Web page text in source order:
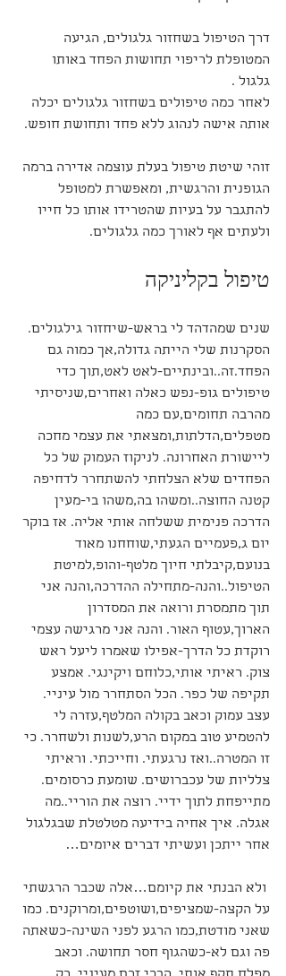
דרך הטיפול בשחזור גלגולים, הגיעה
המטופלת לריפוי תחושות הפחד באותו
גלגול .
לאחר כמה טיפולים בשחזור גלגולים יכלה
אותה אישה לנהוג ללא פחד ותחושת חופש.
זוהי שיטת טיפול בעלת עוצמה אדירה ברמה
הגופנית והרגשית, ומאפשרת למטופל
להתגבר על בעיות שהטרידו אותו כל חייו
ולעתים אף לאורך כמה גלגולים.
טיפול בקליניקה
שנים שמהדהד לי בראש-שיחזור גילגולים.
הסקרנות שלי הייתה גדולה,אך כמוה גם
הפחד.זה..ובינתיים-לאט לאט,תוך כדי
טיפולים גופ-נפש כאלה ואחרים,שניסיתי
מהרבה תחומים,עם כמה
מטפלים,הדלתות,ומצאתי את עצמי מחכה
ליישורת האחרונה. לניקוז העמוק של כל
הפחדים שלא הצלחתי להשתחרר לדחיפה
קטנה החוצה..ומשהו בה,משהו בי-מעין
הדרכה פנימית ששלחה אותי אליה. אז בוקר
יום ג,פעמיים הגעתי,שוחחנו מאוד
בנועם,קיבלתי חיוך מלטף-והופ,למיטת
הטיפול..והנה-מתחילה ההדרכה,והנה אני
תוך מתמסרת ורואה את המסדרון
הארוך,עטוף האור. והנה אני מרגישה עצמי
רוקדת כל הדרך-אפילו שאמרו ליעל ראש
צוק. ראיתי אותי,כלוחם ויקינגי. אמצע
תקיפה של כפר. הכל הסתחרר מול עיניי.
עצב עמוק וכאב בקולה המלטף,עזרה לי
להטמיע טוב במקום הרע,לשנות ולשחרר. כי
זו המטרה..ואז נרגעתי. וחייכתי. וראיתי
צלליות של עכברושים. שומעת כרסומים.
מתייפחת לתוך ידיי. רוצה את הוריי..מה
אגלה. איך אחיה בידיעה מטלטלת שבגלגול
אחר ייתכן ועשיתי דברים איומים…
ולא הבנתי את קיומם…אלה שכבר הרגשתי
על הקצה-שמציפים,ושוטפים,ומרוקנים. כמו
שאני מודטת,כמו הרגע לפני השינה-כשאתה
פה וגם לא-כשהגוף חסר תחושה. וכאב